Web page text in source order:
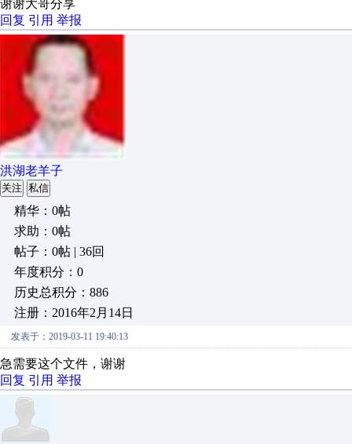
谢谢大哥分享
回复 引用 举报
洪湖老羊子
关注 私信
精华：0帖
求助：0帖
帖子：0帖 | 36回
年度积分：0
历史总积分：886
注册：2016年2月14日
发表于：2019-03-11 19:40:13
急需要这个文件，谢谢
回复 引用 举报